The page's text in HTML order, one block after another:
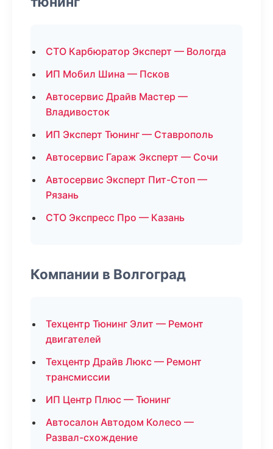
СТО Карбюратор Эксперт — Вологда
ИП Мобил Шина — Псков
Автосервис Драйв Мастер —
Владивосток
ИП Эксперт Тюнинг — Ставрополь
Автосервис Гараж Эксперт — Сочи
Автосервис Эксперт Пит-Стоп —
Рязань
СТО Экспресс Про — Казань
Компании в Волгоград
Техцентр Тюнинг Элит — Ремонт
двигателей
Техцентр Драйв Люкс — Ремонт
трансмиссии
ИП Центр Плюс — Тюнинг
Автосалон Автодом Колесо —
Развал-схождение